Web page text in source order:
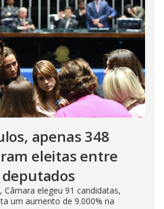
apenas 348
eleitas entre
Câmara elegeu 91 candidatas,
um aumento de 9.000% na